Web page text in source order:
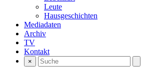
Leute
Hausgeschichten
Mediadaten
Archiv
TV
Kontakt
×